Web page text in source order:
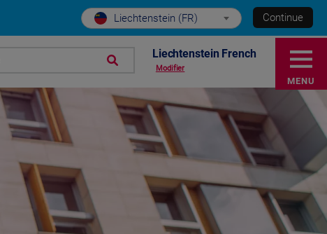
Liechtenstein (FR) Continue
Liechtenstein French
Modifier
MENU